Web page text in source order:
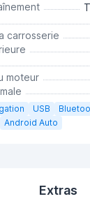
carrosserie
moteur
USB
Android Auto
Extras